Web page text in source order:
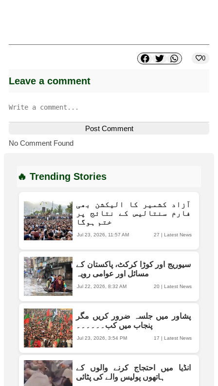
0
Leave a comment
Post Comment
No Comment Found
🔥 Trending Stories
آزاد کشمیر کا الیکشن بھی
فارم سنتالیس کے نتائج پر
ختم ہوگا
27 | Latest News
Jul 23, 2026, 11:57 AM
سیوریج اور کوڑا کرکٹ، پاکستان کے
مسائل اور عوامی رویہ
20 | Latest News
Jul 22, 2026, 8:32 AM
پشاور میں جلسہ ضرور کریں مگر
پنجاب میں کب۔۔۔۔۔۔
17 | Latest News
Jul 23, 2026, 3:54 PM
انڈیا میں احتجاج کرنے والوں کے
ہاتھوں پولیس والے کی پٹائی